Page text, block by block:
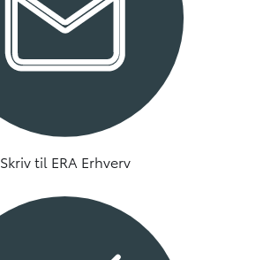
Skriv til ERA Erhverv